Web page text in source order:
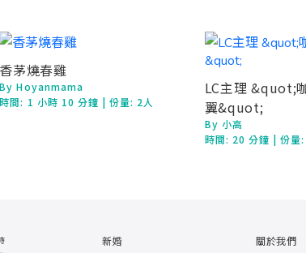
香茅燒春雞
By Hoyanmama
時間: 1 小時 10 分鐘 | 份量: 2人
LC主理 &quot;
翼&quot;
By 小高
時間: 20 分鐘 | 份量:
新婚 關於我們